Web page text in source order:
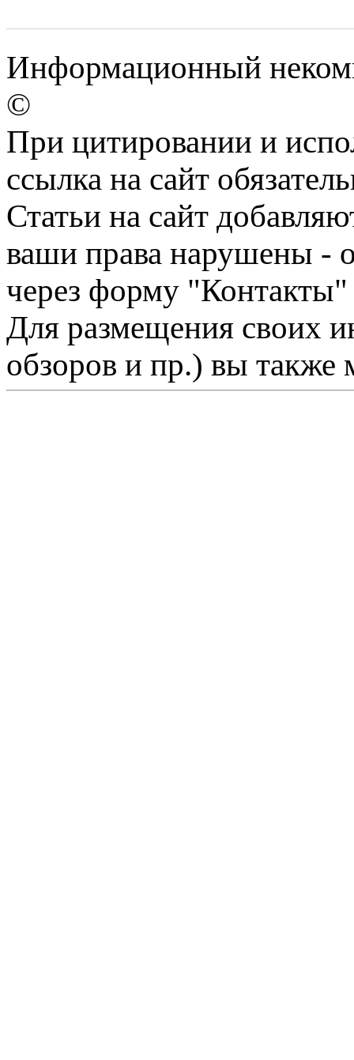
Информационный
©
При цитировании и
ссылка на сайт
Статьи на сайт
ваши права нарушены -
через форму "Контакты"
Для размещения своих
обзоров и пр.) вы также